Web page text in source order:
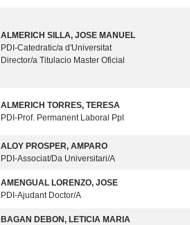
ALMERICH SILLA, JOSE MANUEL
PDI-Catedratic/a d'Universitat
Director/a Titulacio Master Oficial
ALMERICH TORRES, TERESA
PDI-Prof. Permanent Laboral Ppl
ALOY PROSPER, AMPARO
PDI-Associat/Da Universitari/A
AMENGUAL LORENZO, JOSE
PDI-Ajudant Doctor/A
BAGAN DEBON, LETICIA MARIA